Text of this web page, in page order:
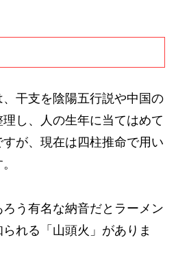
干支を陰陽五行説や中国の
し、人の生年に当てはめて
が、現在は四柱推命で用い
う有名な納音だとラーメン
れる「山頭火」がありま